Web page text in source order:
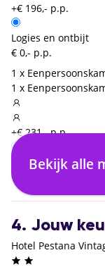
+€ 196,- p.p.
Logies en ontbijt
€ 0,- p.p.
1 x
1 x
+€ 231,- p.p.
Logies en ontbijt
€ 0,- p.p.
Bekijk alle
4. Jouw
Hotel Pestana